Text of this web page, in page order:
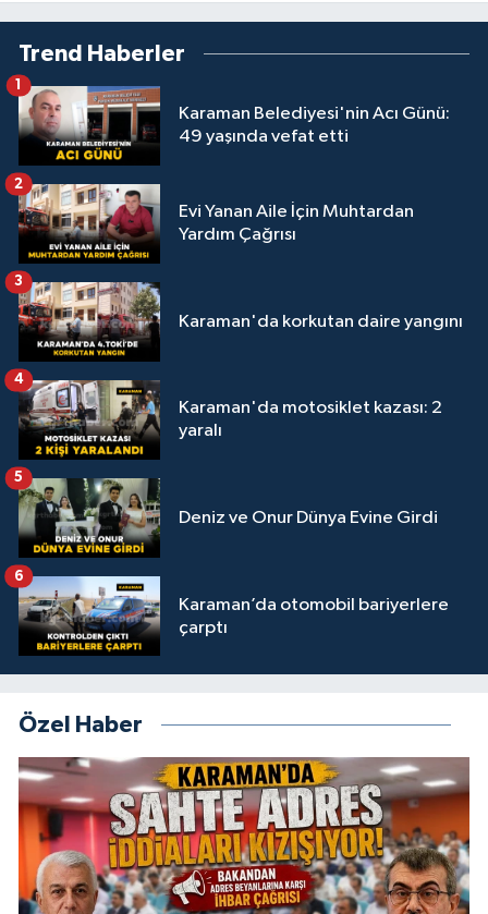
Trend Haberler
Karaman Belediyesi'nin Acı Günü:
49 yaşında vefat etti
1
Evi Yanan Aile İçin Muhtardan
Yardım Çağrısı
2
Karaman'da korkutan daire yangını
3
Karaman'da motosiklet kazası: 2
yaralı
4
Deniz ve Onur Dünya Evine Girdi
5
Karaman’da otomobil bariyerlere
çarptı
6
Özel Haber